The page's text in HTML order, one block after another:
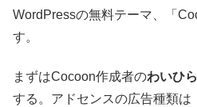
WordPressの無料テーマ、「
す。
まずはCocoon作成者のわいひら
する。アドセンスの広告種類は